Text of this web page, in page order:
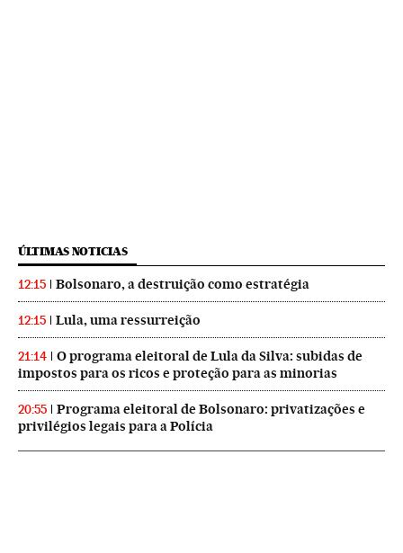
ÚLTIMAS NOTICIAS
12:15 Bolsonaro, a destruição como estratégia
12:15 Lula, uma ressurreição
21:14
O programa eleitoral de Lula da Silva: subidas de
impostos para os ricos e proteção para as minorias
20:55
Programa eleitoral de Bolsonaro: privatizações e
privilégios legais para a Polícia